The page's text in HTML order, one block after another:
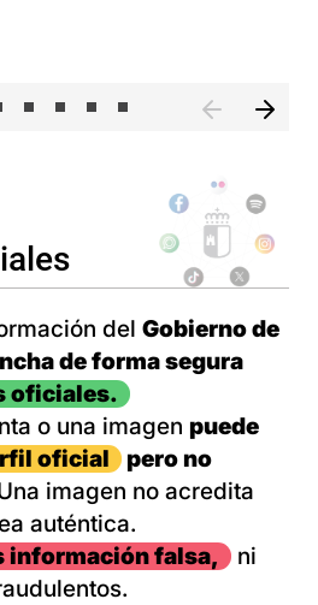
del Gobierno de
de forma segura
oficiales.
o una imagen puede
oficial
pero no
imagen no acredita
auténtica.
información falsa,
ni